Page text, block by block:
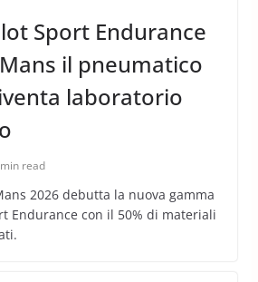
Sport Endurance
il pneumatico
laboratorio
read
2026 debutta la nuova gamma
Endurance con il 50% di materiali